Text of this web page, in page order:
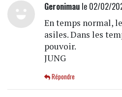
Geronimaule 02/02/
En temps normal,
asiles. Dans les
pouvoir.
JUNG
Répondre